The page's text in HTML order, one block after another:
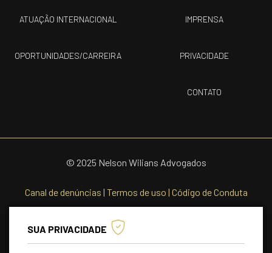
ATUAÇÃO INTERNACIONAL
OPORTUNIDADES/CARREIRA
IMPRENSA
PRIVACIDADE
CONTATO
© 2025 Nelson Wilians Advogados
Canal de denúncias | Termos de uso | Código de Conduta
SUA PRIVACIDADE